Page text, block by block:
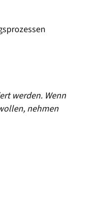
werden. Wenn
nehmen